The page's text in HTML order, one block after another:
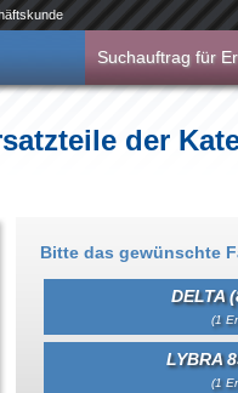
Suchauftrag für
der
Bitte das gewünschte
DELTA
(1
LYBRA
(1